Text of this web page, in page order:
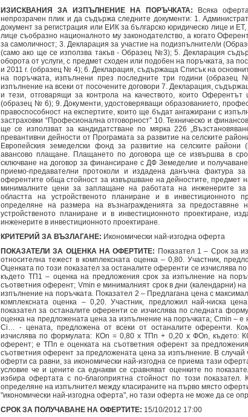
ИЗИСКВАНИЯ ЗА ИЗПЪЛНЕНИЕ НА ПОРЪЧКАТА:
Всяка
непрозрачен плик и да съдържа следните документи: 1.
документ за регистрация или ЕИК за българско юридическо лице и
лице съобразно националното му законодателство, а когато
за самоличност; 3. Декларация за участие на подизпълнител/и
(само ако ще се използва такъв - Образец №3); 5. Декларация
оборота от услуги, с предмет сходен или подобен на поръчката, за
и 2011 г. (образец № 4); 6. Декларация, съдържаща Списък на
на поръчката, изпълнени през последните три години
изпълнение на всеки от посочените договори 7. Декларация,
и тези, отговарящи за контрола на качеството, които
(образец № 6); 9. Документи, удостоверяващи образованието,
правоспособност на експертите, които ще бъдат ангажирани с
застраховки “Професионална отговорност” 10. Техническо и
ще се използват за кандидатстване по мярка 226
превантивни дейности от Програмата за развитие на селските
Европейския земеделски фонд за развитие на селските
авансово плащане. Плащането по договора ще се извършва в
сключване на договор за финансиране с ДФ Земеделие и
приемо-предавателни протоколи и издадена данъчна фактура
оферентите обща стойност за извършване на дейностите, предмет
минималните цени за заплащане на работата на инженерите за
областта на устройственото планиране и в инвестиционното
определяне на размера на възнагражденията за предоставяне
устройственото планиране и в инвестиционното проектиране,
инженерите в инвестиционното проектиране.
КРИТЕРИЙ ЗА ВЪЗЛАГАНЕ: Икономически най-изгодна оферта
ПОКАЗАТЕЛИ ЗА ОЦЕНКА НА ОФЕРТИТЕ: Показател 1 – Срок за
относителна тежест в комплексната оценка – 0,80. Участник,
Оценката по този показател за останалите оференти се изчислява
където ТП1 – оценка на предложения срок за изпълнение на
съответния оферент; Vmin е минималният срок в дни (календарни)
изпълнение на поръчката. Показател 2 – Предлагана цена с
комплексната оценка – 0,20. Участник, предложил най-ниска
показател за останалите оференти се изчислява по следната
оценка на предложената цена за изпълнение на поръчката; Cmin –
Ci… - цената, предложена от всеки от останалите оференти.
изчислява по формулата: КОn = 0,80 x ТПn + 0,20 x ФОn, където:
оферент; е ТПn е оценката на съответния оферент за
съответния оферент за предложената цена за изпълнение. В случай
оферти са равни, за икономически най-изгодна се приема тази
условие че и цените са еднакви се сравняват оценките по
избира офертата с по-благоприятна стойност по този
определяне на изпълнител между класираните на първо място
"икономически най-изгодна оферта", но тази оферта не може да се
СРОК ЗА ПОЛУЧАВАНЕ НА ОФЕРТИТЕ: 15/10/2012 17:00